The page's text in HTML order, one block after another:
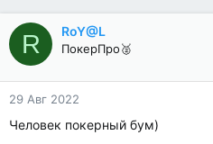
R RoY@L
ПокерПро🥈
29 Авг 2022
Человек покерный бум)